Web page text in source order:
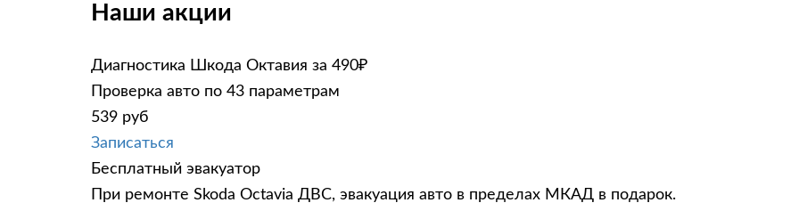
Наши акции
Диагностика Шкода Октавия за 490₽
Проверка авто по 43 параметрам
539 руб
Записаться
Бесплатный эвакуатор
При ремонте Skoda Octavia ДВС, эвакуация авто в пределах МКАД в подарок.